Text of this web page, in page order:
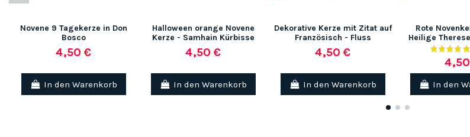
Novene 9 Tagekerze in Don
Bosco
4,50 €
In den Warenkorb
Halloween orange Novene
Kerze - Samhain Kürbisse
4,50 €
In den Warenkorb
Dekorative Kerze mit Zitat auf
Französisch - Fluss
4,50 €
In den Warenkorb
Rote
Heilige
In den